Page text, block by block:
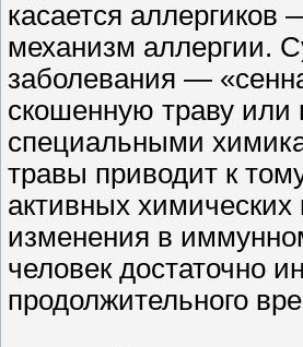
касается
механизм аллергии.
заболевания —
скошенную траву или
специальными
травы приводит к
активных химических
изменения в
человек достаточно
продолжительного